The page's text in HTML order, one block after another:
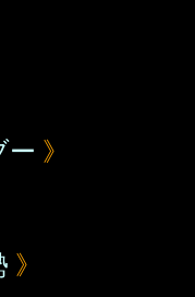
ー 》
》